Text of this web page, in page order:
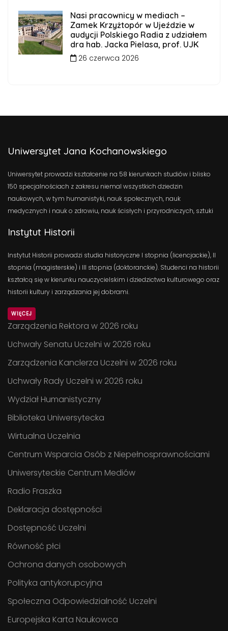
Nasi pracownicy w mediach –
Zamek Krzyżtopór w Ujeździe w
audycji Polskiego Radia z udziałem
dra hab. Jacka Pielasa, prof. UJK
26 czerwca 2026
Uniwersytet Jana Kochanowskiego
Uniwersytet prowadzi kształcenie na 58 kierunkach studiów i blisko
150 specjalnościach z zakresu niemal wszystkich dziedzin
naukowych, w tym humanistyki, nauk społecznych, nauk
medycznych i nauk o zdrowiu, nauk ścisłych i przyrodniczych, sztuki
Instytut Historii
Instytut Historii prowadzi studia historyczne I stopnia (licencjackie), II
stopnia (magisterskie) i III stopnia (doktoranckie). Studenci na historii
kształcą się w kierunku nauczycielskim i dziedzictwa kulturowego oraz
historii kultury i zarządzania jej dobrami.
WIĘCEJ
Zarządzenia Rektora w 2026 roku
Uchwały Senatu Uczelni w 2026 roku
Zarządzenia Kanclerza Uczelni w 2026 roku
Uchwały Rady Uczelni w 2026 roku
Wydział Humanistyczny
Biblioteka Uniwersytecka
Wirtualna Uczelnia
Centrum Wsparcia Osób z Niepełnosprawnościami
Uniwersyteckie Centrum Mediów
Radio Fraszka
Deklaracja dostępności
Dostępność Uczelni
Równość płci
Ochrona danych osobowych
Polityka antykorupcyjna
Społeczna Odpowiedzialność Uczelni
Europejska Karta Naukowca